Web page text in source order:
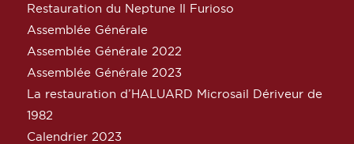
Restauration du Neptune Il Furioso
Assemblée Générale
Assemblée Générale 2022
Assemblée Générale 2023
La restauration d’HALUARD Microsail Dériveur de
1982
Calendrier 2023